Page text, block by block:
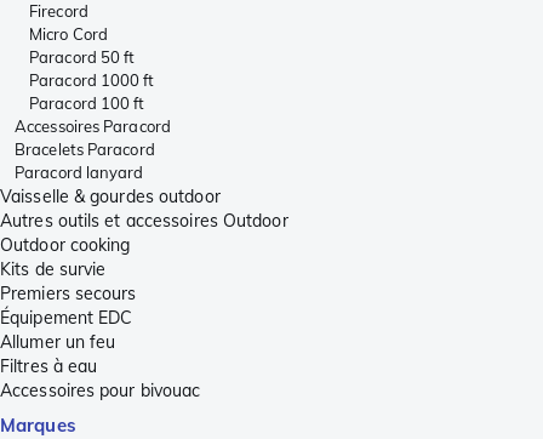
Firecord
Micro Cord
Paracord 50 ft
Paracord 1000 ft
Paracord 100 ft
Accessoires Paracord
Bracelets Paracord
Paracord lanyard
Vaisselle & gourdes outdoor
Autres outils et accessoires Outdoor
Outdoor cooking
Kits de survie
Premiers secours
Équipement EDC
Allumer un feu
Filtres à eau
Accessoires pour bivouac
Marques